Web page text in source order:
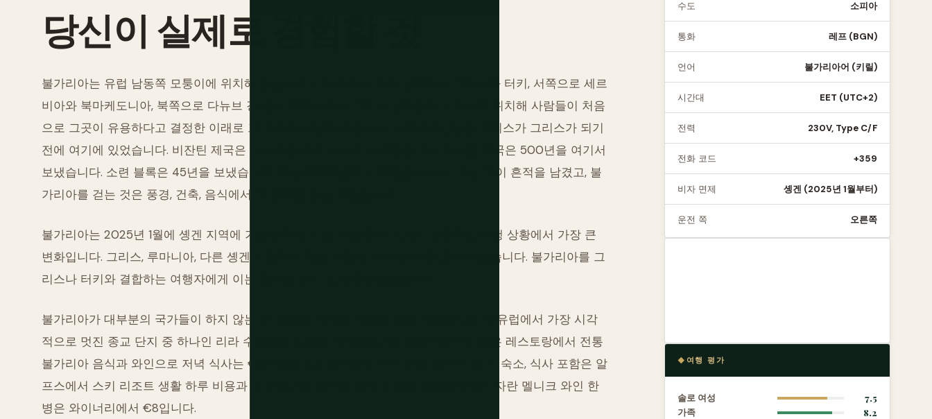
당신이 실제로
불가리아는 유럽 남동쪽 모퉁이에 위치해 있습니다 — 동쪽으로 흑해, 남쪽으로 그리스와 터키, 서쪽으로 세르
비아와 북마케도니아, 북쪽으로 다뉴브 강 건너 루마니아 — 그리고 문명들의 교차로에 위치해 사람들이 처음
으로 그곳이 유용하다고 결정한 이래로 그 자리에 머물러 왔습니다. 트라키아인들은 그리스가 그리스가 되기
전에 여기에 있었습니다. 비잔틴 제국은 소피아를 주요 도시로 사용했습니다. 오스만 제국은 500년을 여기서
보냈습니다. 소련 블록은 45년을 보냈습니다. EU는 2007년에 도착했습니다. 이 모든 것이 흔적을 남겼고, 불
가리아를 걷는 것은 풍경, 건축, 음식에서 그 흔적을 읽는 경험입니다.
불가리아는 2025년 1월에 솅겐 지역에 가입했으며, 이는 수년 만에 국가의 실질적인 여행 상황에서 가장 큰
변화입니다. 그리스, 루마니아, 다른 솅겐 이웃과의 육로 국경에 더 이상 여권 검사가 없습니다. 불가리아를 그
리스나 터키와 결합하는 여행자에게 이는 물류를 의미 있게 단순화했습니다.
불가리아가 대부분의 국가들이 하지 않는 것: 평범한 가격에 특별한 것을 제공합니다. 동유럽에서 가장 시각
적으로 멋진 종교 단지 중 하나인 리라 수도원은 입장료 약 €5입니다. 플로브디프의 좋은 레스토랑에서 전통
불가리아 음식과 와인으로 저녁 식사는 €12–18입니다. 반스코의 스키 주간, 리프트 패스, 숙소, 식사 포함은 알
프스에서 스키 리조트 생활 하루 비용과 비슷합니다. 오스만 정복 이전의 포도나무에서 자란 멜니크 와인 한
병은 와이너리에서 €8입니다.
수도 소피아
통화 레프 (BGN)
언어 불가리아어 (키릴)
시간대 EET (UTC+2)
전력 230V, Type C/F
전화 코드 +359
비자 면제 솅겐 (2025년 1월부터)
운전 쪽 오른쪽
여행 평가
솔로 여성
7.5
가족
8.2